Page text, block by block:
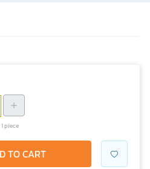
piece
TO CART